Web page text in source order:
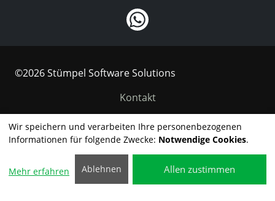
©2026 Stümpel Software Solutions
Kontakt
Impressum
Datenschutzerklärung
Cookie-Einstellungen
Wir speichern und verarbeiten Ihre personenbezogenen
Informationen für folgende Zwecke: Notwendige Cookies.
Mehr erfahren Ablehnen Allen zustimmen